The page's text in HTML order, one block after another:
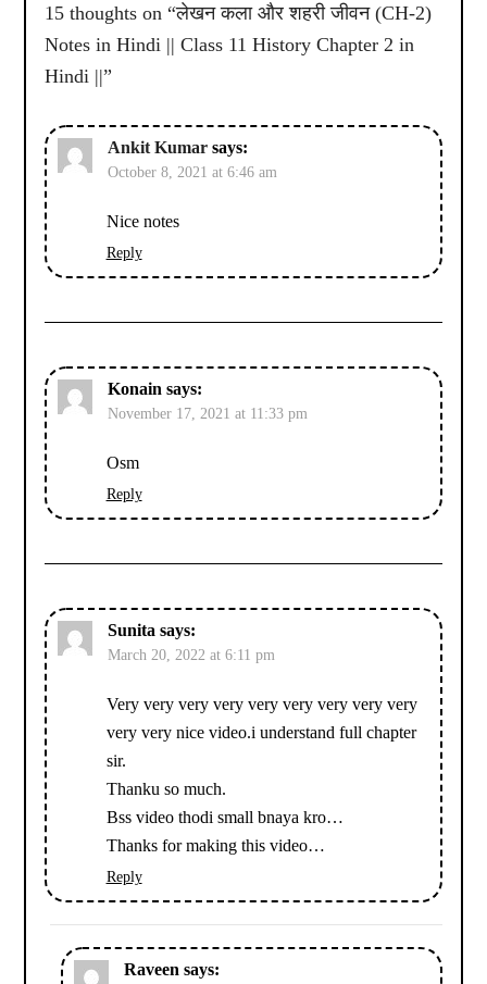
15 thoughts on “लेखन कला और शहरी जीवन (CH-2)
Notes in Hindi || Class 11 History Chapter 2 in
Hindi ||”
Ankit Kumar says:
October 8, 2021 at 6:46 am
Nice notes
Reply
Konain says:
November 17, 2021 at 11:33 pm
Osm
Reply
Sunita says:
March 20, 2022 at 6:11 pm
Very very very very very very very very very
very very nice video.i understand full chapter
sir.
Thanku so much.
Bss video thodi small bnaya kro…
Thanks for making this video…
Reply
Raveen says: